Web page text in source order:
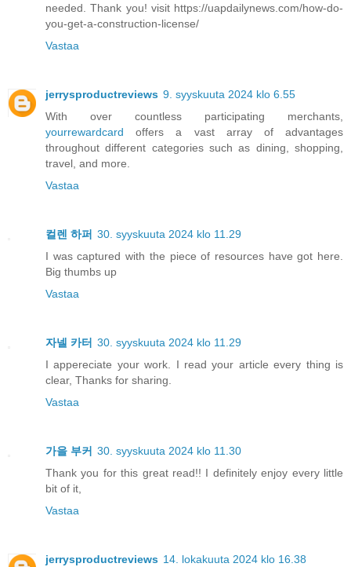
needed. Thank you! visit https://uapdailynews.com/how-do-
you-get-a-construction-license/
Vastaa
jerrysproductreviews 9. syyskuuta 2024 klo 6.55
With over countless participating merchants,
yourrewardcard offers a vast array of advantages
throughout different categories such as dining, shopping,
travel, and more.
Vastaa
컬렌 하퍼 30. syyskuuta 2024 klo 11.29
I was captured with the piece of resources have got here.
Big thumbs up
Vastaa
자넬 카터 30. syyskuuta 2024 klo 11.29
I appereciate your work. I read your article every thing is
clear, Thanks for sharing.
Vastaa
가을 부커 30. syyskuuta 2024 klo 11.30
Thank you for this great read!! I definitely enjoy every little
bit of it,
Vastaa
jerrysproductreviews 14. lokakuuta 2024 klo 16.38